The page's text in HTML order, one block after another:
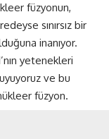
füzyonun,
sınırsız bir
inanıyor.
yetenekleri
ve bu
füzyon.